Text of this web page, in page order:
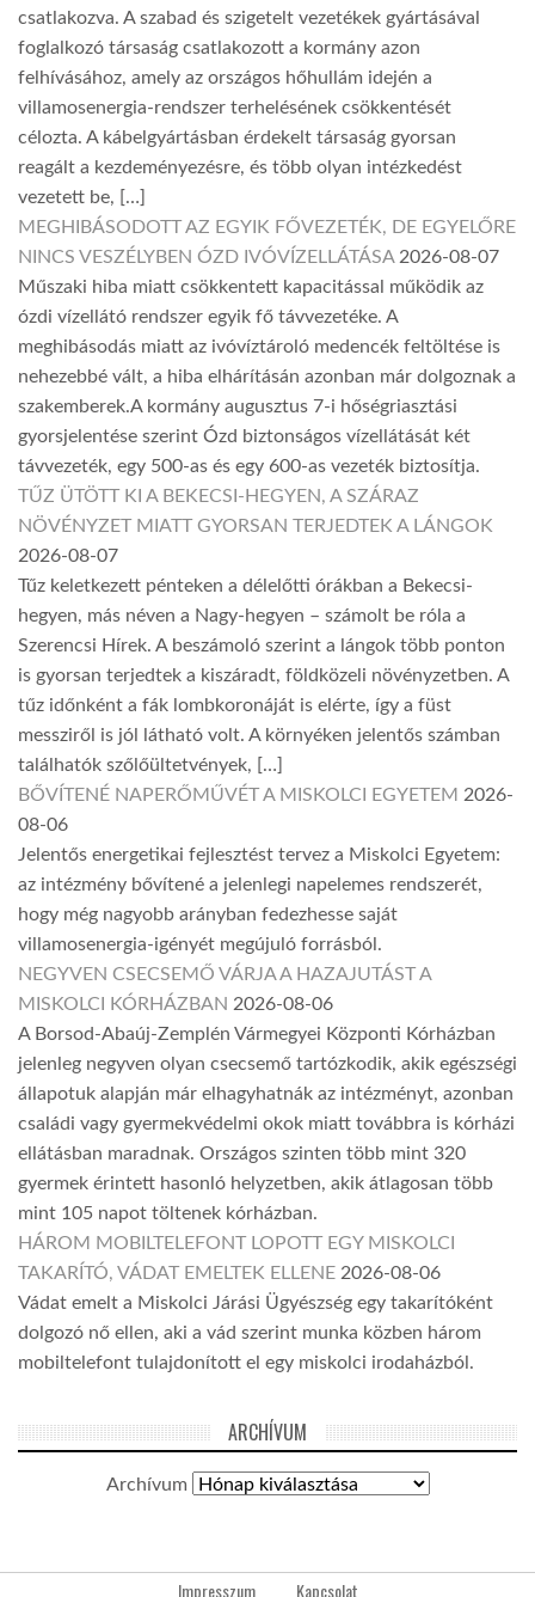
csatlakozva. A szabad és szigetelt vezetékek gyártásával
foglalkozó társaság csatlakozott a kormány azon
felhívásához, amely az országos hőhullám idején a
villamosenergia-rendszer terhelésének csökkentését
célozta. A kábelgyártásban érdekelt társaság gyorsan
reagált a kezdeményezésre, és több olyan intézkedést
vezetett be, […]
MEGHIBÁSODOTT AZ EGYIK FŐVEZETÉK, DE EGYELŐRE
NINCS VESZÉLYBEN ÓZD IVÓVÍZELLÁTÁSA 2026-08-07
Műszaki hiba miatt csökkentett kapacitással működik az
ózdi vízellátó rendszer egyik fő távvezetéke. A
meghibásodás miatt az ivóvíztároló medencék feltöltése is
nehezebbé vált, a hiba elhárításán azonban már dolgoznak a
szakemberek.A kormány augusztus 7-i hőségriasztási
gyorsjelentése szerint Ózd biztonságos vízellátását két
távvezeték, egy 500-as és egy 600-as vezeték biztosítja.
TŰZ ÜTÖTT KI A BEKECSI-HEGYEN, A SZÁRAZ
NÖVÉNYZET MIATT GYORSAN TERJEDTEK A LÁNGOK
2026-08-07
Tűz keletkezett pénteken a délelőtti órákban a Bekecsi-
hegyen, más néven a Nagy-hegyen – számolt be róla a
Szerencsi Hírek. A beszámoló szerint a lángok több ponton
is gyorsan terjedtek a kiszáradt, földközeli növényzetben. A
tűz időnként a fák lombkoronáját is elérte, így a füst
messziről is jól látható volt. A környéken jelentős számban
találhatók szőlőültetvények, […]
BŐVÍTENÉ NAPERŐMŰVÉT A MISKOLCI EGYETEM 2026-
08-06
Jelentős energetikai fejlesztést tervez a Miskolci Egyetem:
az intézmény bővítené a jelenlegi napelemes rendszerét,
hogy még nagyobb arányban fedezhesse saját
villamosenergia-igényét megújuló forrásból.
NEGYVEN CSECSEMŐ VÁRJA A HAZAJUTÁST A
MISKOLCI KÓRHÁZBAN 2026-08-06
A Borsod-Abaúj-Zemplén Vármegyei Központi Kórházban
jelenleg negyven olyan csecsemő tartózkodik, akik egészségi
állapotuk alapján már elhagyhatnák az intézményt, azonban
családi vagy gyermekvédelmi okok miatt továbbra is kórházi
ellátásban maradnak. Országos szinten több mint 320
gyermek érintett hasonló helyzetben, akik átlagosan több
mint 105 napot töltenek kórházban.
HÁROM MOBILTELEFONT LOPOTT EGY MISKOLCI
TAKARÍTÓ, VÁDAT EMELTEK ELLENE 2026-08-06
Vádat emelt a Miskolci Járási Ügyészség egy takarítóként
dolgozó nő ellen, aki a vád szerint munka közben három
mobiltelefont tulajdonított el egy miskolci irodaházból.
ARCHÍVUM
Archívum
Impresszum Kapcsolat